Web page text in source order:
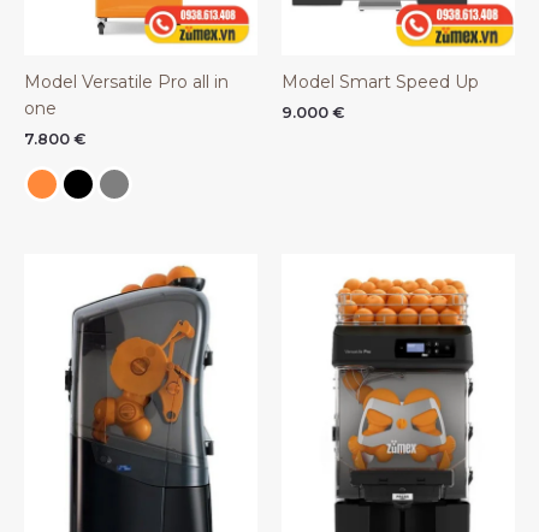
Model Versatile Pro all in
one
7.800 €
Model Smart Speed Up
9.000 €